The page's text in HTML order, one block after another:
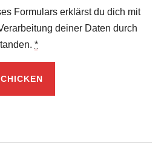
Formulars erklärst du dich mit
deiner Daten durch
*